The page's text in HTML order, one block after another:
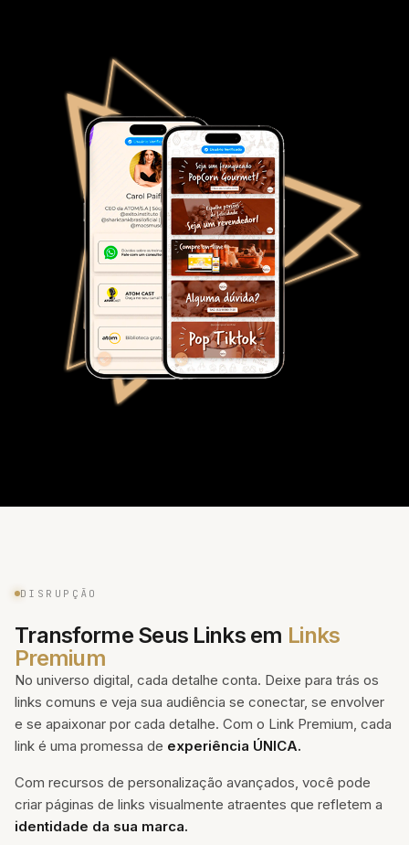
DISRUPÇÃO
Transforme Seus Links em Links
Premium
No universo digital, cada detalhe conta. Deixe para trás os
links comuns e veja sua audiência se conectar, se envolver
e se apaixonar por cada detalhe. Com o Link Premium, cada
link é uma promessa de experiência ÚNICA.
Com recursos de personalização avançados, você pode
criar páginas de links visualmente atraentes que refletem a
identidade da sua marca.